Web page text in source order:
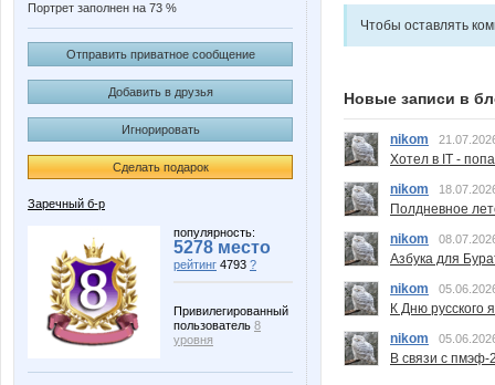
Портрет заполнен на 73 %
Отправить приватное сообщение
Добавить в друзья
Игнорировать
Сделать подарок
Заречный б-р
популярность:
5278 место
рейтинг 4793 ?
Привилегированный
пользователь 8
уровня
Чтобы оставлять
Новые записи в
nikom
Хотел в IT -
nikom
Полдневное
nikom
Азбука для
nikom
К Дню русского
nikom
В связи с пмэф-